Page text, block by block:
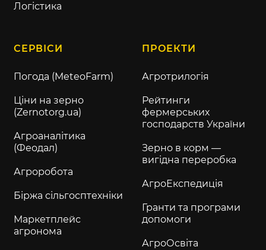
Логістика
СЕРВІСИ
Погода (MeteoFarm)
Ціни на зерно
(Zernotorg.ua)
Агроаналітика
(Феодал)
Агроробота
Біржа сільгосптехніки
Маркетплейс
агронома
ПРОЕКТИ
Агротрилогія
Рейтинги
фермерських
господарств України
Зерно в корм —
вигідна переробка
АгроЕкспедиція
Гранти та програми
допомоги
АгроОсвіта